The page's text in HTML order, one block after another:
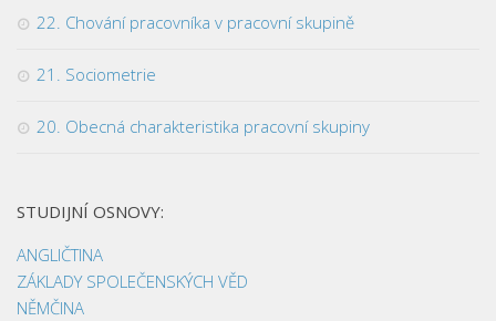
22. Chování pracovníka v pracovní skupině
21. Sociometrie
20. Obecná charakteristika pracovní skupiny
STUDIJNÍ OSNOVY:
ANGLIČTINA
ZÁKLADY SPOLEČENSKÝCH VĚD
NĚMČINA